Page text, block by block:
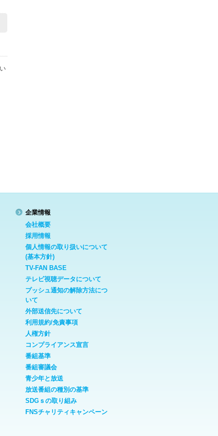
企業情報
会社概要
採用情報
個人情報の取り扱いについて
(基本方針)
TV-FAN BASE
テレビ視聴データについて
プッシュ通知の解除方法につ
いて
外部送信先について
利用規約/免責事項
人権方針
コンプライアンス宣言
番組基準
番組審議会
青少年と放送
放送番組の種別の基準
SDGｓの取り組み
FNSチャリティキャンペーン